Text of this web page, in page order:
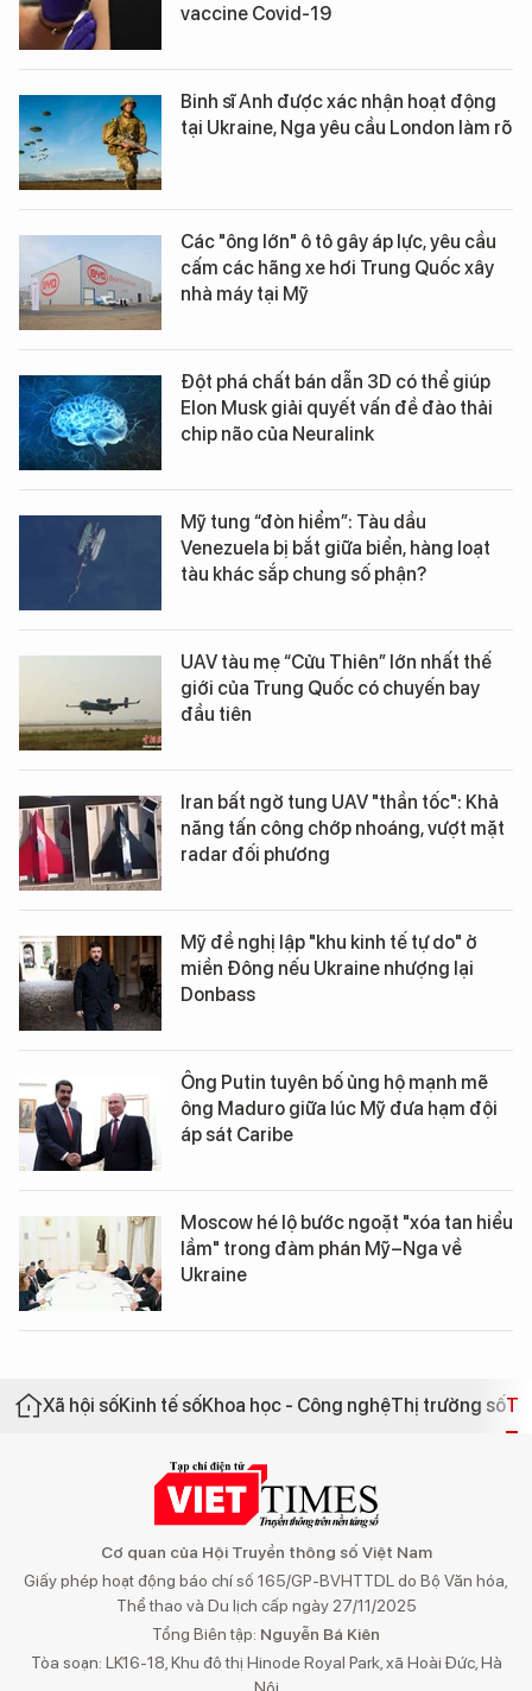
vaccine Covid-19
Binh sĩ Anh được xác nhận hoạt động
tại Ukraine, Nga yêu cầu London làm rõ
Các "ông lớn" ô tô gây áp lực, yêu cầu
cấm các hãng xe hơi Trung Quốc xây
nhà máy tại Mỹ
Đột phá chất bán dẫn 3D có thể giúp
Elon Musk giải quyết vấn đề đào thải
chip não của Neuralink
Mỹ tung “đòn hiểm”: Tàu dầu
Venezuela bị bắt giữa biển, hàng loạt
tàu khác sắp chung số phận?
UAV tàu mẹ “Cửu Thiên” lớn nhất thế
giới của Trung Quốc có chuyến bay
đầu tiên
Iran bất ngờ tung UAV "thần tốc": Khả
năng tấn công chớp nhoáng, vượt mặt
radar đối phương
Mỹ đề nghị lập "khu kinh tế tự do" ở
miền Đông nếu Ukraine nhượng lại
Donbass
Ông Putin tuyên bố ủng hộ mạnh mẽ
ông Maduro giữa lúc Mỹ đưa hạm đội
áp sát Caribe
Moscow hé lộ bước ngoặt "xóa tan hiểu
lầm" trong đàm phán Mỹ–Nga về
Ukraine
Xã hội sốKinh tế sốKhoa học - Công nghệThị trường số
Cơ quan của Hội Truyền thông số Việt Nam
Giấy phép hoạt động báo chí số 165/GP-BVHTTDL do Bộ Văn hóa,
Thể thao và Du lịch cấp ngày 27/11/2025
Tổng Biên tập: Nguyễn Bá Kiên
Tòa soạn: LK16-18, Khu đô thị Hinode Royal Park, xã Hoài Đức, Hà
Nội